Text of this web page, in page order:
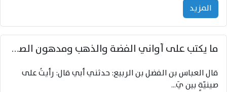
المزید
ما يكتب على أواني الفضة والذهب ومدهون الصيني المُذهّب
قال العباس بن الفضل بن الربيع: حدثني أبي قال: رأيتُ على
صينيّةٍ بين يَ...